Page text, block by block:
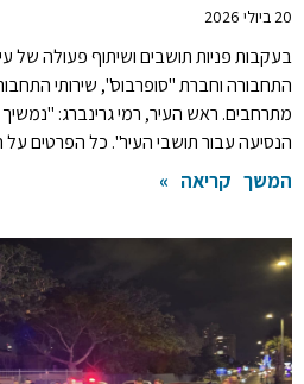
20 ביולי 2026
בעקבות פניות תושבים ושיתוף פעולה של
התחבורה וחברת "סופרבוס", שירותי
מתרחבים. ראש העיר, רמי גרינברג:
הנסיעה עבור תושבי העיר". כל הפרטים על
המשך קריאה »